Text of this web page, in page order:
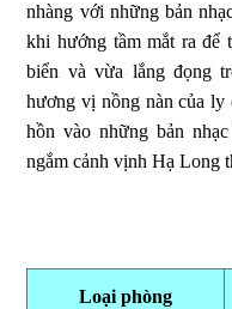
nhàng với những bản
khi hướng tầm mắt ra để
biển và vừa lắng đọng
hương vị nồng nàn của ly
hồn vào những bản
ngắm cảnh vịnh Hạ Long
Loại phòng